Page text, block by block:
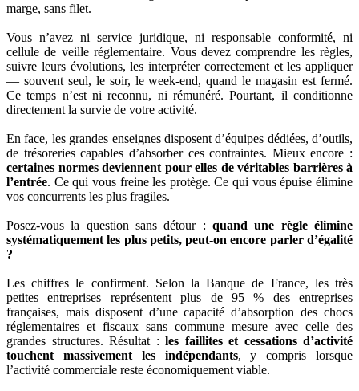
marge, sans filet.
Vous n’avez ni service juridique, ni responsable conformité, ni
cellule de veille réglementaire. Vous devez comprendre les règles,
suivre leurs évolutions, les interpréter correctement et les appliquer
— souvent seul, le soir, le week-end, quand le magasin est fermé.
Ce temps n’est ni reconnu, ni rémunéré. Pourtant, il conditionne
directement la survie de votre activité.
En face, les grandes enseignes disposent d’équipes dédiées, d’outils,
de trésoreries capables d’absorber ces contraintes. Mieux encore :
certaines normes deviennent pour elles de véritables barrières à
l’entrée. Ce qui vous freine les protège. Ce qui vous épuise élimine
vos concurrents les plus fragiles.
Posez-vous la question sans détour : quand une règle élimine
systématiquement les plus petits, peut-on encore parler d’égalité
?
Les chiffres le confirment. Selon la Banque de France, les très
petites entreprises représentent plus de 95 % des entreprises
françaises, mais disposent d’une capacité d’absorption des chocs
réglementaires et fiscaux sans commune mesure avec celle des
grandes structures. Résultat : les faillites et cessations d’activité
touchent massivement les indépendants, y compris lorsque
l’activité commerciale reste économiquement viable.